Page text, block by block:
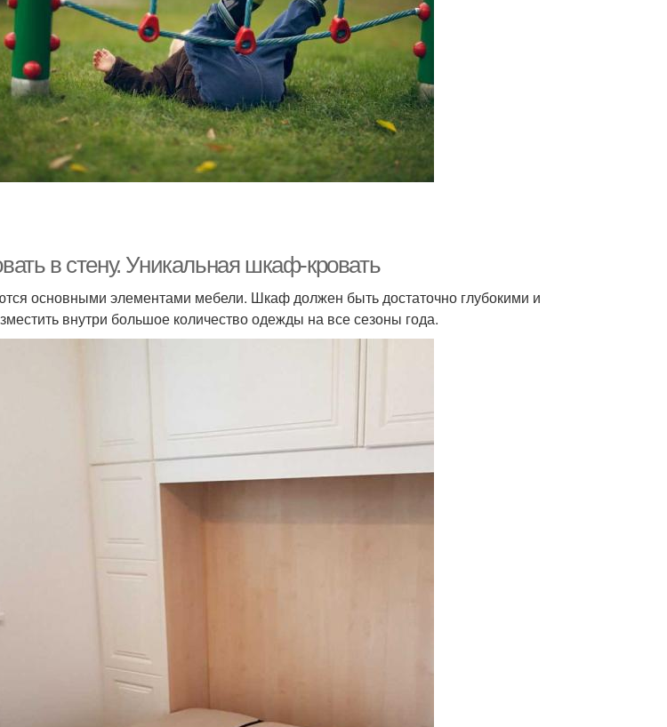
в стену. Уникальная шкаф-кровать
основными элементами мебели. Шкаф должен быть достаточно глубокими и
внутри большое количество одежды на все сезоны года.